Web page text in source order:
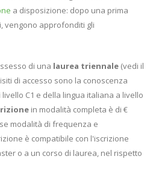
a disposizione: dopo una prima
vengono approfonditi gli
di una laurea triennale (vedi il
di accesso sono la conoscenza
C1 e della lingua italiana a livello
in modalità completa è di €
modalità di frequenza e
è compatibile con l'iscrizione
o a un corso di laurea, nel rispetto